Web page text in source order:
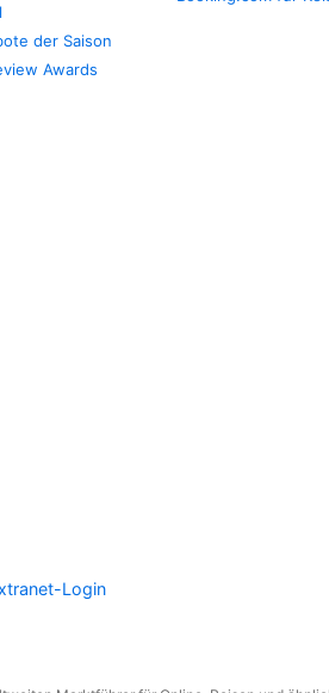
der Saison
Awards
Login